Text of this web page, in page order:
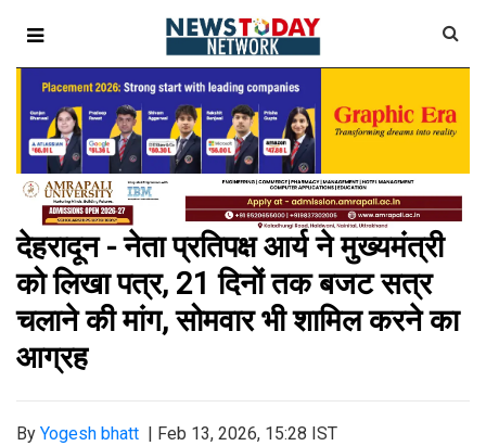
देहरादून - नेता प्रतिपक्ष आर्य ने मुख्यमंत्री
को लिखा पत्र, 21 दिनों तक बजट सत्र
चलाने की मांग, सोमवार भी शामिल करने का
आग्रह
By Yogesh bhatt Feb 13, 2026, 15:28 IST